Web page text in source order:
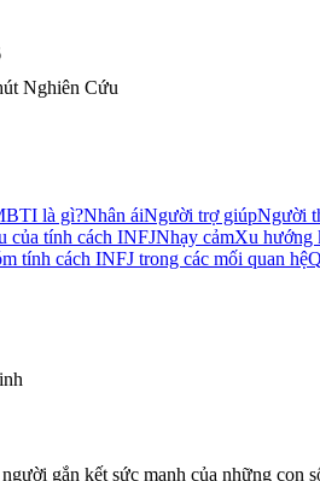
Nghiên Cứu
là gì?Nhân áiNgười trợ giúpNgười
của tính cách INFJNhạy cảmXu hướng
tính cách INFJ trong các mối quan hệ
gắn kết sức mạnh của những con